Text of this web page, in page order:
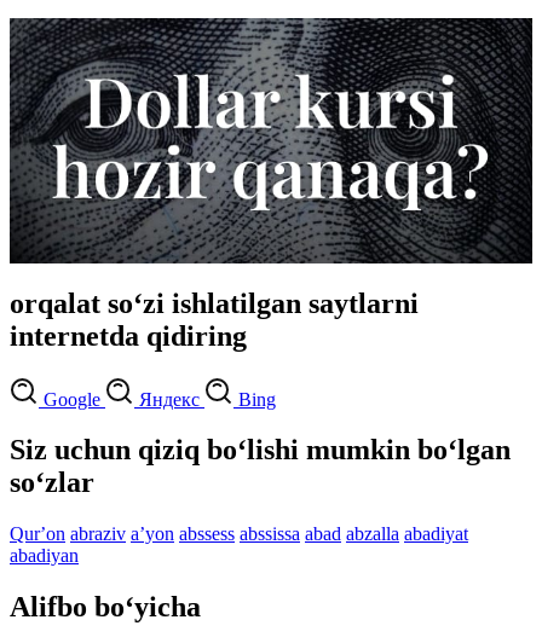
orqalat so‘zi ishlatilgan saytlarni
internetda qidiring
Google Яндекс Bing
Siz uchun qiziq bo‘lishi mumkin bo‘lgan
so‘zlar
Qurʼon abraziv aʼyon abssess abssissa abad abzalla abadiyat
abadiyan
Alifbo bo‘yicha